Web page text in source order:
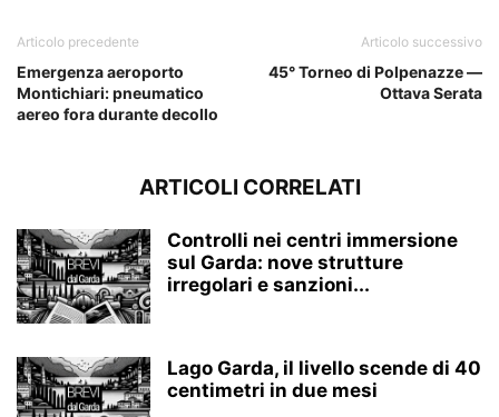
Articolo precedente
Emergenza aeroporto
Montichiari: pneumatico
aereo fora durante decollo
Articolo successivo
45° Torneo di Polpenazze —
Ottava Serata
ARTICOLI CORRELATI
Controlli nei centri immersione
sul Garda: nove strutture
irregolari e sanzioni...
Lago Garda, il livello scende di 40
centimetri in due mesi